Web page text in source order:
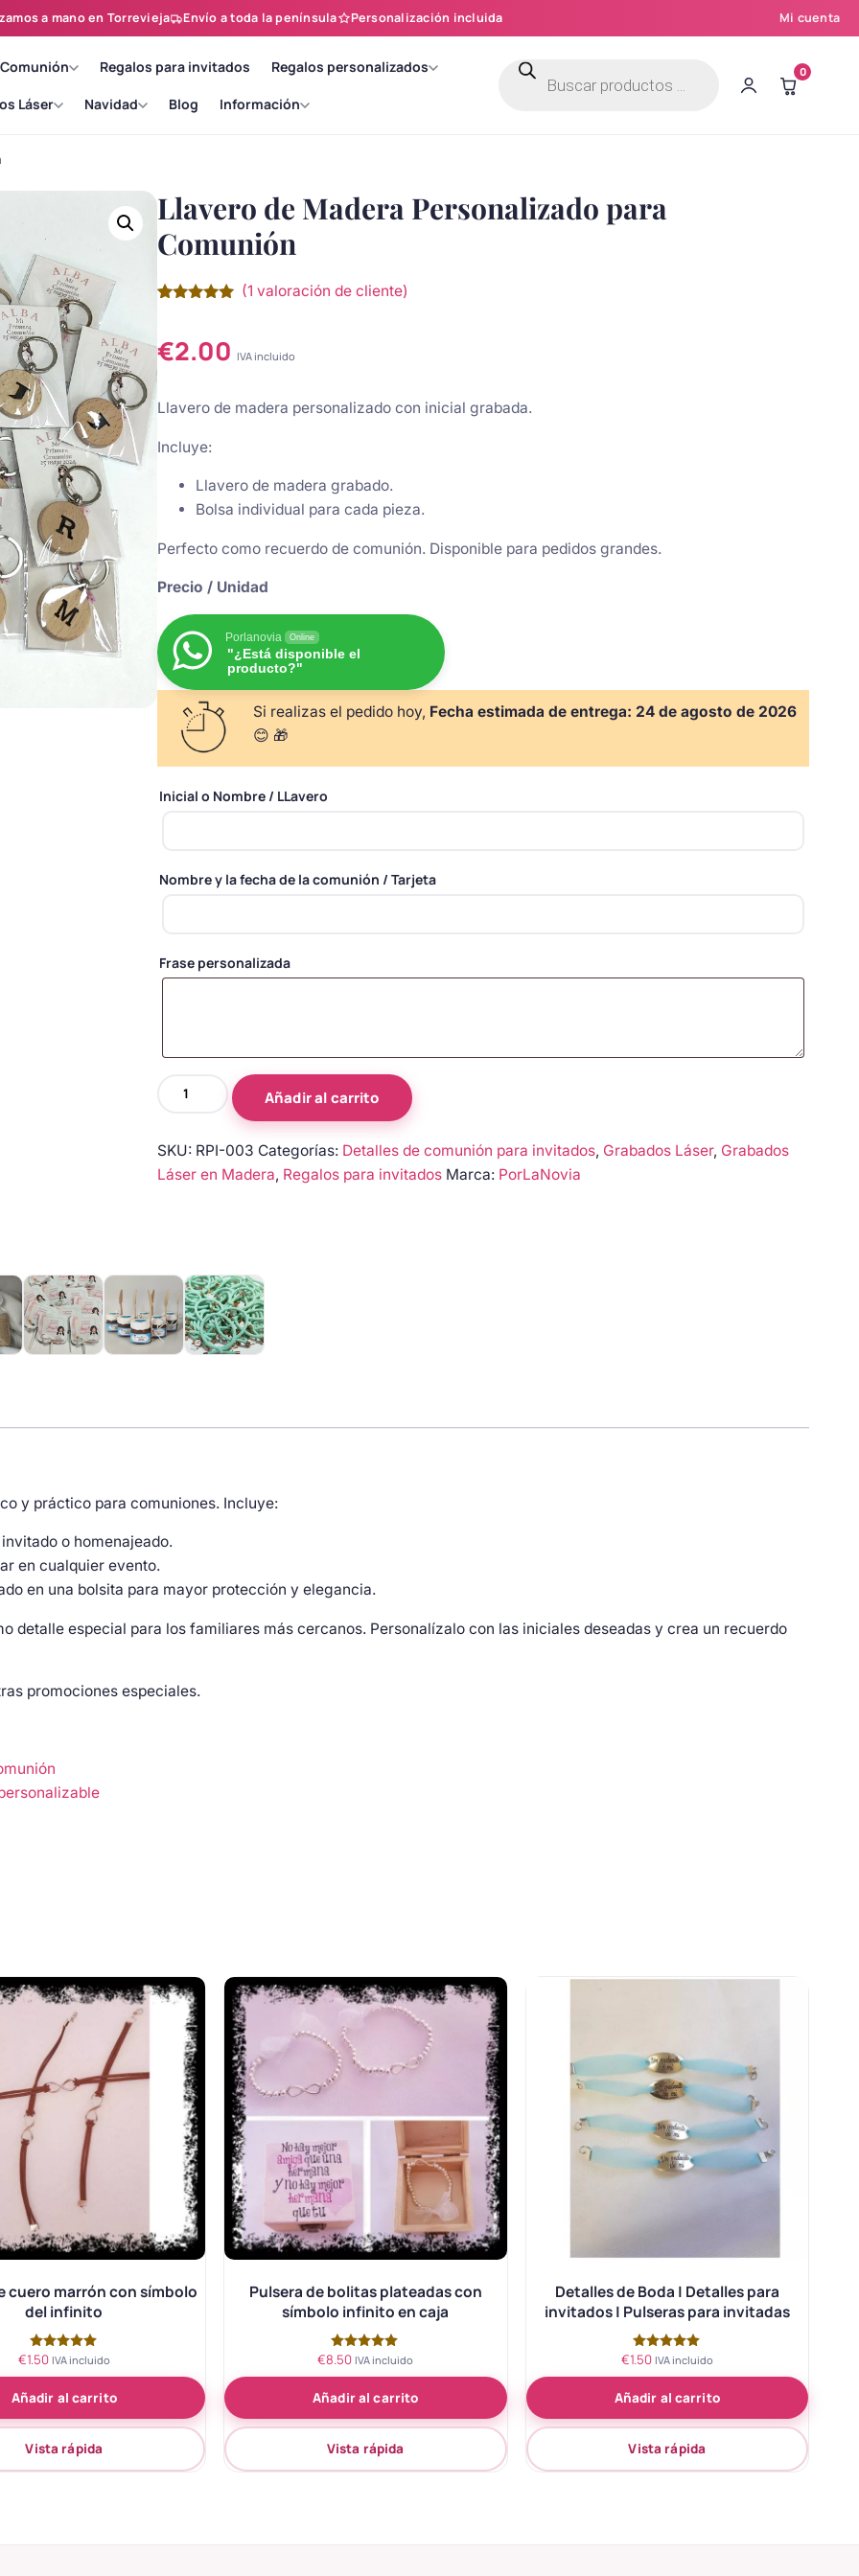
a mano en Torrevieja Envío a toda la península Personalización incluida Mi cuenta
Regalos para invitados Regalos personalizados
Láser Navidad Blog Información
Búsqueda
productos
0
Llavero de Madera Personalizado para
Comunión
5 en base
avaloración
(1 valoración de cliente)
€2.00 IVA incluido
Llavero de madera personalizado con inicial grabada.
Incluye:
Llavero de madera grabado.
Bolsa individual para cada pieza.
Perfecto como recuerdo de comunión. Disponible para pedidos grandes.
Precio / Unidad
Porlanovia Online
"¿Está disponible el
producto?"
Si realizas el pedido hoy, Fecha estimada de entrega: 24 de agosto de 2026
😊 🎁
Inicial o Nombre / LLavero
Nombre y la fecha de la comunión / Tarjeta
Frase personalizada
Llavero
Personalizado
para
Añadir al carrito
SKU: RPI-003 Categorías: Detalles de comunión para invitados, Grabados Láser, Grabados
Láser en Madera, Regalos para invitados Marca: PorLaNovia
y práctico para comuniones. Incluye:
o homenajeado.
en cualquier evento.
en una bolsita para mayor protección y elegancia.
detalle especial para los familiares más cercanos. Personalízalo con las iniciales deseadas y crea un recuerdo
promociones especiales.
cuero marrón con símbolo
del infinito
Valorado
de 5
€1.50 IVA incluido
Añadir al carrito
Vista rápida
Pulsera de bolitas plateadas con
símbolo infinito en caja
Valorado
de 5
€8.50 IVA incluido
Añadir al carrito
Vista rápida
Detalles de Boda | Detalles para
invitados | Pulseras para invitadas
Valorado
de 5
€1.50 IVA incluido
Añadir al carrito
Vista rápida